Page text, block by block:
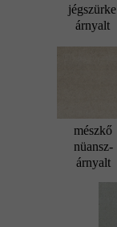
jégszürke
árnyalt
mészkő
nüansz-
árnyalt